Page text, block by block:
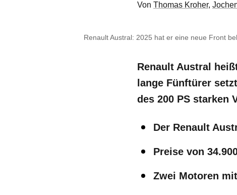
Von Thomas Kroher,
Renault Austral: 2025 hat er eine neue Front
Renault Austral
lange Fünftürer
des 200 PS starken
Der Renault
Preise von
Zwei Motoren